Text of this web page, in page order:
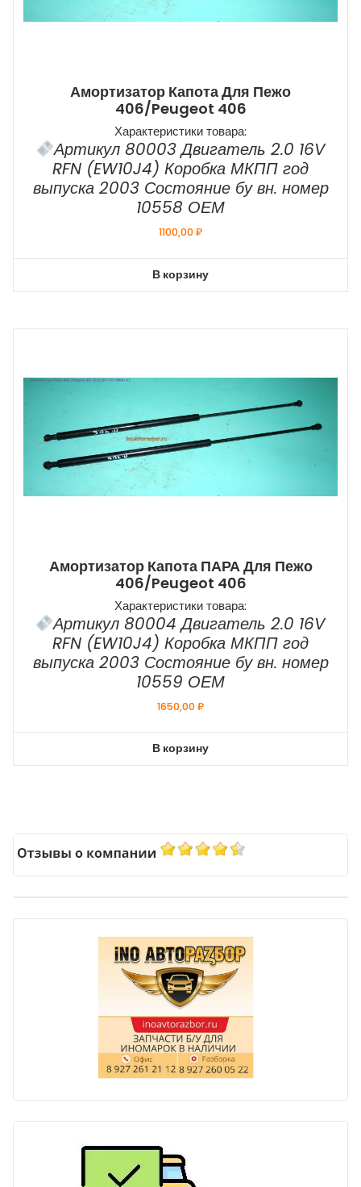
Амортизатор Капота Для Пежо
406/Peugeot 406
Характеристики товара:
Артикул 80003 Двигатель 2.0 16V
RFN (EW10J4) Коробка МКПП год
выпуска 2003 Состояние бу вн. номер
10558 ОЕМ
1100,00₽
В корзину
Амортизатор Капота ПАРА Для Пежо
406/Peugeot 406
Характеристики товара:
Артикул 80004 Двигатель 2.0 16V
RFN (EW10J4) Коробка МКПП год
выпуска 2003 Состояние бу вн. номер
10559 ОЕМ
1650,00₽
В корзину